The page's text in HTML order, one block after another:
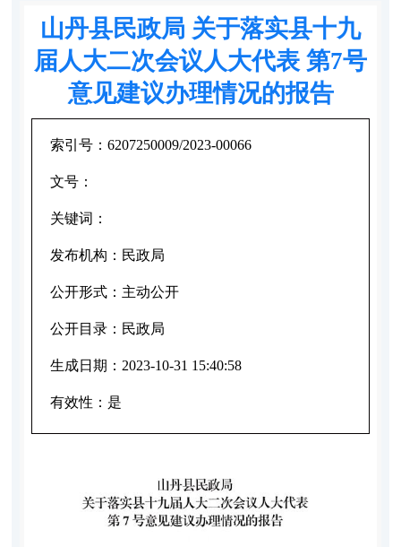
山丹县民政局 关于落实县十九
届人大二次会议人大代表 第7号
意见建议办理情况的报告
索引号： 6207250009/2023-00066
文号：
关键词：
发布机构： 民政局
公开形式： 主动公开
公开目录： 民政局
生成日期： 2023-10-31 15:40:58
有效性： 是